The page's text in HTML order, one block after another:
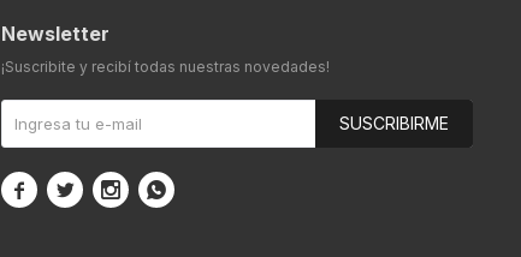
Newsletter
¡Suscribite y recibí todas nuestras novedades!
SUSCRIBIRME
   